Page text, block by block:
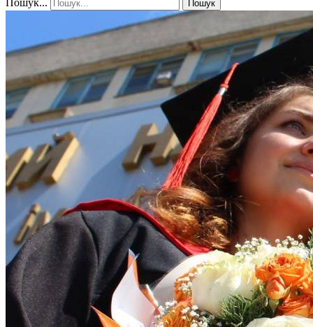
Пошук